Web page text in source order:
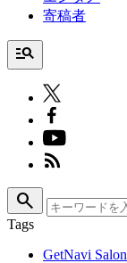
寄稿者
manage_search
search
Tags
GetNavi Salon